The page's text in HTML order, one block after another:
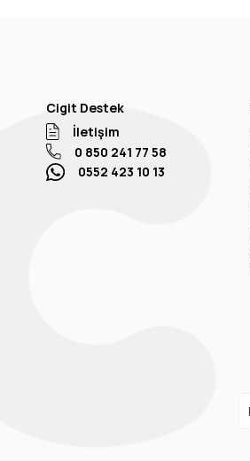
Cigit Destek
İletişim
0 850 241 77 58
0552 423 10 13